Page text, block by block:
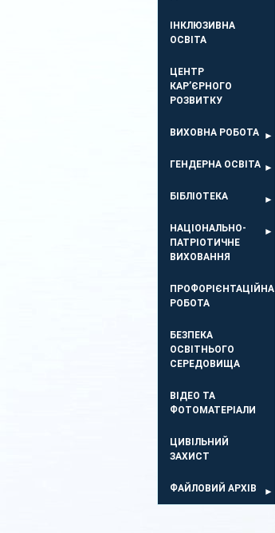
ІНКЛЮЗИВНА
ОСВІТА
ЦЕНТР
КАР’ЄРНОГО
РОЗВИТКУ
ВИХОВНА РОБОТА
ГЕНДЕРНА ОСВІТА
БІБЛІОТЕКА
НАЦІОНАЛЬНО-
ПАТРІОТИЧНЕ
ВИХОВАННЯ
ПРОФОРІЄНТАЦІЙНА
РОБОТА
БЕЗПЕКА
ОСВIТНЬОГО
СЕРЕДОВИЩА
ВІДЕО ТА
ФОТОМАТЕРІАЛИ
ЦИВІЛЬНИЙ
ЗАХИСТ
ФАЙЛОВИЙ АРХІВ